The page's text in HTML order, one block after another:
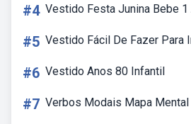
#4 Vestido Festa Junina Bebe 1
#5 Vestido Fácil De Fazer Para
#6 Vestido Anos 80 Infantil
#7 Verbos Modais Mapa Mental